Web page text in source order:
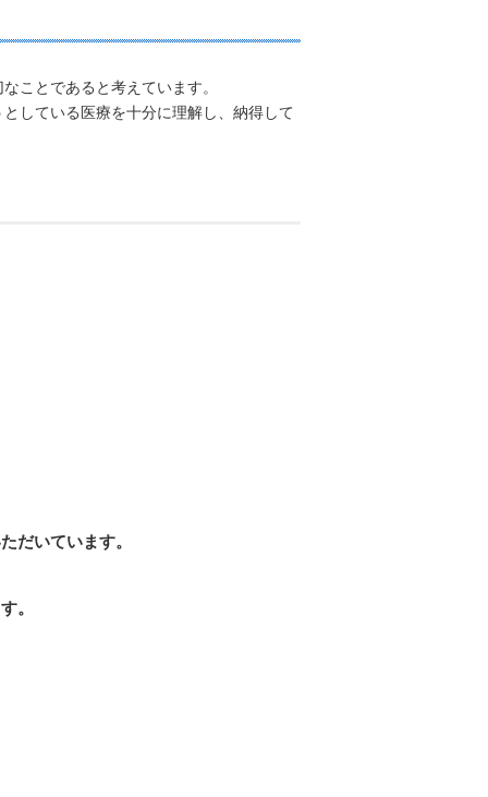
ことであると考えています。
している医療を十分に理解し、納得して
だいています。
。